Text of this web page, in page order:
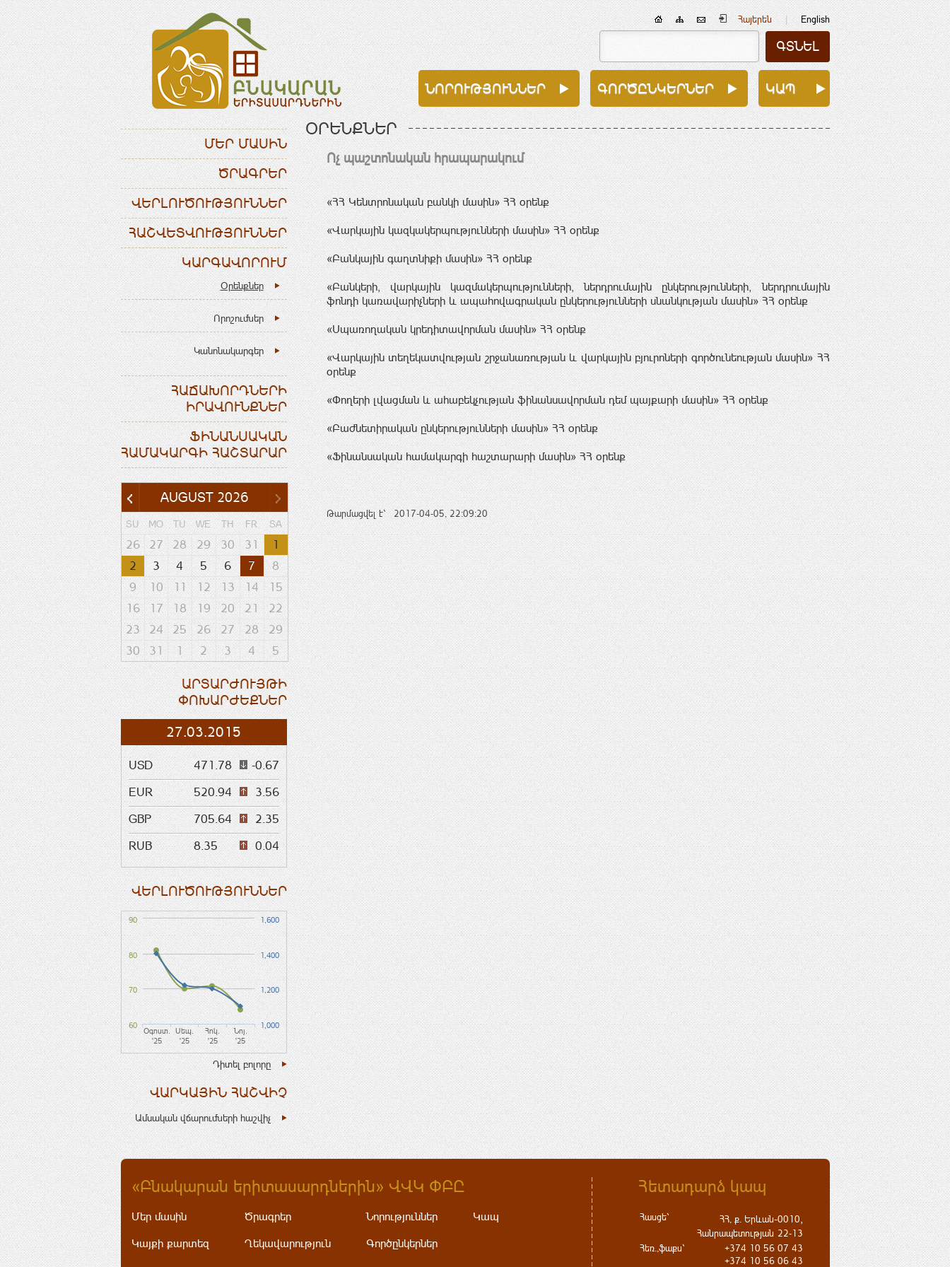
Հայերեն | English
ՆՈՐՈՒԹՅՈՒՆՆԵՐ ԳՈՐԾԸՆԿԵՐՆԵՐ ԿԱՊ
ՄԵՐ ՄԱՍԻՆ
ԾՐԱԳՐԵՐ
ՎԵՐԼՈՒԾՈՒԹՅՈՒՆՆԵՐ
ՀԱՇՎԵՏՎՈՒԹՅՈՒՆՆԵՐ
ԿԱՐԳԱՎՈՐՈՒՄ
Օրենքներ
Որոշումներ
Կանոնակարգեր
ՀԱՃԱԽՈՐԴՆԵՐԻ
ԻՐԱՎՈՒՆՔՆԵՐ
ՖԻՆԱՆՍԱԿԱՆ
ՀԱՄԱԿԱՐԳԻ ՀԱՇՏԱՐԱՐ
AUGUST 2026
SU MO TU WE TH FR SA
26 27 28 29 30 31
1
2
3 4 5 6 7
8
9
10 11 12 13 14
15
16
17 18 19 20 21
22
23
24 25 26 27 28
29
30
31 1 2 3 4 5
ԱՐՏԱՐԺՈՒՅԹԻ
ՓՈԽԱՐԺԵՔՆԵՐ
27.03.2015
USD 471.78
-0.67
EUR
520.94
3.56
GBP
705.64
2.35
RUB
8.35 0.04
ՎԵՐԼՈՒԾՈՒԹՅՈՒՆՆԵՐ
Օգոստ.
'25
Սեպ.
'25
Հոկ.
'25
Նոյ.
'25
60
70
80
90
1,000
1,200
1,400
1,600
Դիտել բոլորը
ՎԱՐԿԱՅԻՆ ՀԱՇՎԻՉ
Ամսական վճարումների հաշվիչ
ՕՐԵՆՔՆԵՐ
Ոչ պաշտոնական հրապարակում
«ՀՀ Կենտրոնական բանկի մասին» ՀՀ օրենք
«Վարկային կազկակերպությունների մասին» ՀՀ օրենք
«Բանկային գաղտնիքի մասին» ՀՀ օրենք
«Բանկերի, վարկային կազմակերպությունների, ներդրումային ընկերությունների, ներդրումային
ֆոնդի կառավարիչների և ապահովագրական ընկերությունների սնանկության մասին» ՀՀ օրենք
«Սպառողական կրեդիտավորման մասին» ՀՀ օրենք
«Վարկային տեղեկատվության շրջանառության և վարկային բյուրոների գործունեության մասին» ՀՀ
օրենք
«Փողերի լվացման և ահաբեկչության ֆինանսավորման դեմ պայքարի մասին» ՀՀ օրենք
«Բաժնետիրական ընկերությունների մասին» ՀՀ օրենք
«Ֆինանսական համակարգի հաշտարարի մասին» ՀՀ օրենք
Թարմացվել է` 2017-04-05, 22:09:20
«Բնակարան երիտասարդներին» ՎՎԿ ՓԲԸ
Մեր մասին
Կայքի քարտեզ
Ծրագրեր
Ղեկավարություն
Նորություններ
Գործընկերներ
Կապ
Հետադարձ կապ
Հասցե` ՀՀ, ք. Երևան-0010
Հանրապետության 22-13
Հեռ.,ֆաքս`
+374 10 56 07 43
+374 10 56 06 43